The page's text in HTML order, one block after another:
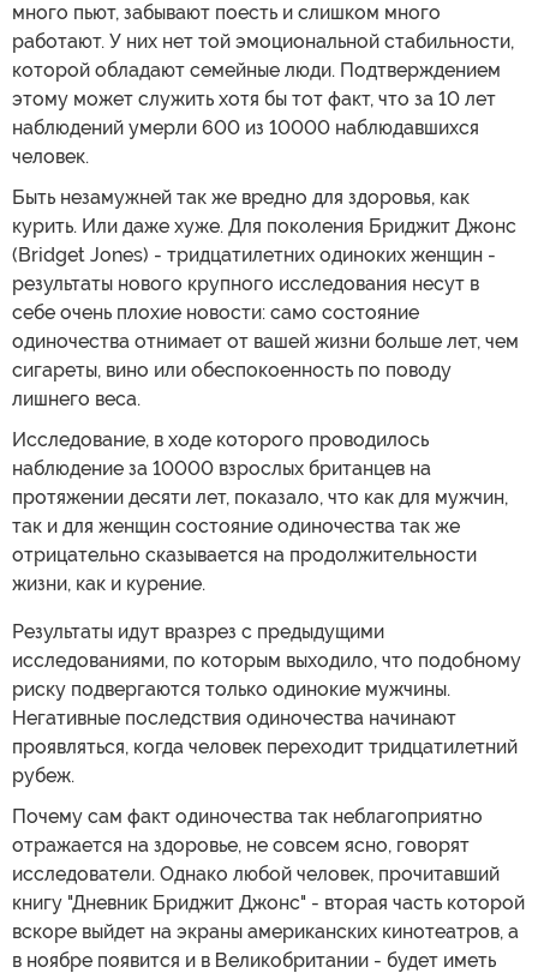
много пьют, забывают поесть и слишком много
работают. У них нет той эмоциональной стабильности,
которой обладают семейные люди. Подтверждением
этому может служить хотя бы тот факт, что за 10 лет
наблюдений умерли 600 из 10000 наблюдавшихся
человек.
Быть незамужней так же вредно для здоровья, как
курить. Или даже хуже. Для поколения Бриджит Джонс
(Bridget Jones) - тридцатилетних одиноких женщин -
результаты нового крупного исследования несут в
себе очень плохие новости: само состояние
одиночества отнимает от вашей жизни больше лет, чем
сигареты, вино или обеспокоенность по поводу
лишнего веса.
Исследование, в ходе которого проводилось
наблюдение за 10000 взрослых британцев на
протяжении десяти лет, показало, что как для мужчин,
так и для женщин состояние одиночества так же
отрицательно сказывается на продолжительности
жизни, как и курение.
Результаты идут вразрез с предыдущими
исследованиями, по которым выходило, что подобному
риску подвергаются только одинокие мужчины.
Негативные последствия одиночества начинают
проявляться, когда человек переходит тридцатилетний
рубеж.
Почему сам факт одиночества так неблагоприятно
отражается на здоровье, не совсем ясно, говорят
исследователи. Однако любой человек, прочитавший
книгу "Дневник Бриджит Джонс" - вторая часть которой
вскоре выйдет на экраны американских кинотеатров, а
в ноябре появится и в Великобритании - будет иметь